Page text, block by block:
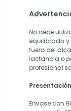
No debe
equilibrada y
fuera del
lactancia o
profesional
Presentación
Envase con